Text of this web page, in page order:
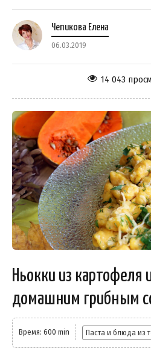
Чепикова Елена
06.03.2019
14 043
Ньокки из картофеля
домашним грибным
Время: 600 min Паста и блюда из